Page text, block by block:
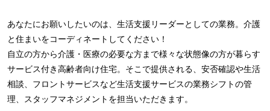
あなたにお願いしたいのは、生活支援リーダーとしての業務。介護
と住まいをコーディネートしてください！
自立の方から介護・医療の必要な方まで様々な状態像の方が暮らす
サービス付き高齢者向け住宅。そこで提供される、安否確認や生活
相談、フロントサービスなど生活支援サービスの業務シフトの管
理、スタッフマネジメントを担当いただきます。